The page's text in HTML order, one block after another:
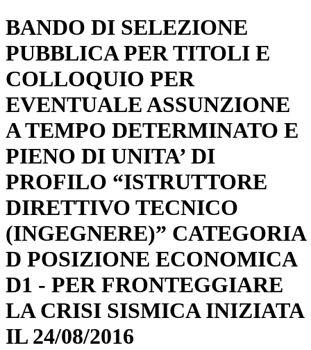
BANDO DI SELEZIONE
PUBBLICA PER TITOLI E
COLLOQUIO PER
EVENTUALE ASSUNZIONE
A TEMPO DETERMINATO E
PIENO DI UNITA’ DI
PROFILO “ISTRUTTORE
DIRETTIVO TECNICO
(INGEGNERE)” CATEGORIA
D POSIZIONE ECONOMICA
D1 - PER FRONTEGGIARE
LA CRISI SISMICA INIZIATA
IL 24/08/2016